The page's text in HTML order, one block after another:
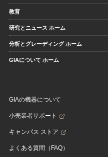
教育
研究とニュース ホーム
分析とグレーディング ホーム
GIAについて ホーム
GIAの機器について
小売業者サポート
キャンパス ストア
よくある質問（FAQ）